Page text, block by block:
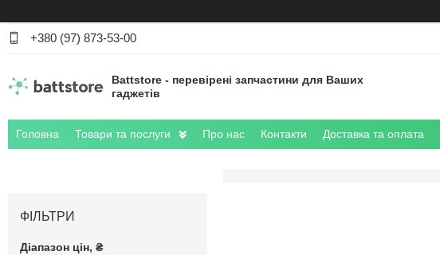
+380 (97) 873-53-00
Battstore - перевірені запчастини для Ваших
гаджетів
Головна Товари та послуги Про нас Контакти Доставка та оплата
ФІЛЬТРИ
Діапазон цін, ₴